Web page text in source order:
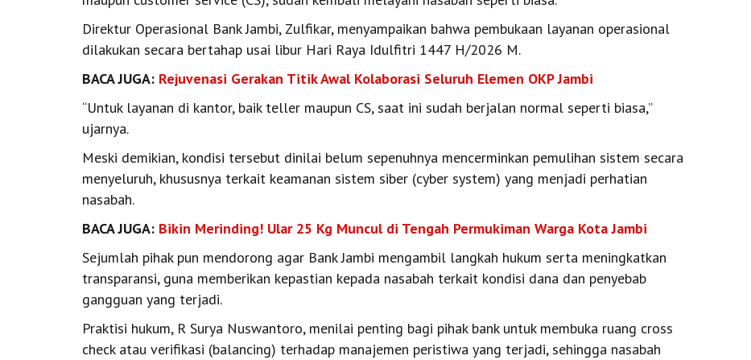
Direktur Operasional Bank Jambi, Zulfikar, menyampaikan bahwa pembukaan layanan operasional
dilakukan secara bertahap usai libur Hari Raya Idulfitri 1447 H/2026 M.
BACA JUGA: Rejuvenasi Gerakan Titik Awal Kolaborasi Seluruh Elemen OKP Jambi
“Untuk layanan di kantor, baik teller maupun CS, saat ini sudah berjalan normal seperti biasa,”
ujarnya.
Meski demikian, kondisi tersebut dinilai belum sepenuhnya mencerminkan pemulihan sistem secara
menyeluruh, khususnya terkait keamanan sistem siber (cyber system) yang menjadi perhatian
nasabah.
BACA JUGA: Bikin Merinding! Ular 25 Kg Muncul di Tengah Permukiman Warga Kota Jambi
Sejumlah pihak pun mendorong agar Bank Jambi mengambil langkah hukum serta meningkatkan
transparansi, guna memberikan kepastian kepada nasabah terkait kondisi dana dan penyebab
gangguan yang terjadi.
Praktisi hukum, R Surya Nuswantoro, menilai penting bagi pihak bank untuk membuka ruang cross
check atau verifikasi (balancing) terhadap manajemen peristiwa yang terjadi, sehingga nasabah